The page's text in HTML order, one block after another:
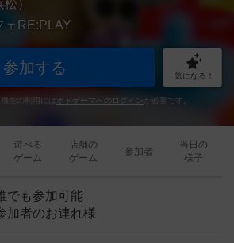
）
ェRE:PLAY
参加する 気になる！
能の利用には ボドゲーマへのログイン が必要です。
遊べる
ゲーム
店舗の
ゲーム
参加者
当日の
様子
でも参加可能
加者のお連れ様